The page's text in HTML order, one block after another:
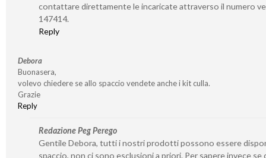
contattare direttamente le incaricate attraverso il numero
147414.
Reply
Debora
Buonasera,
volevo chiedere se allo spaccio vendete anche i kit culla.
Grazie
Reply
Redazione Peg Perego
Gentile Debora, tutti i nostri prodotti possono essere
spaccio, non ci sono esclusioni a priori. Per sapere invece se